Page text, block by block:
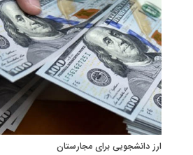
ارز دانشجویی برای مجارستان